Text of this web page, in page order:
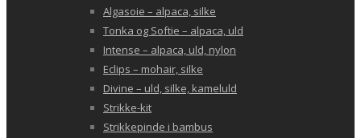
Algasoie – alpaca, silke
Tonka og Softie – alpaca, uld
Intense – alpaca, uld, nylon
Eclips – mohair, silke
Divine – uld, silke, kameluld
Strikke-kit
Strikkepinde i bambus